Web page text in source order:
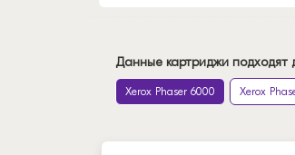
Данные картриджи подходят
Xerox Phaser 6000 Xerox